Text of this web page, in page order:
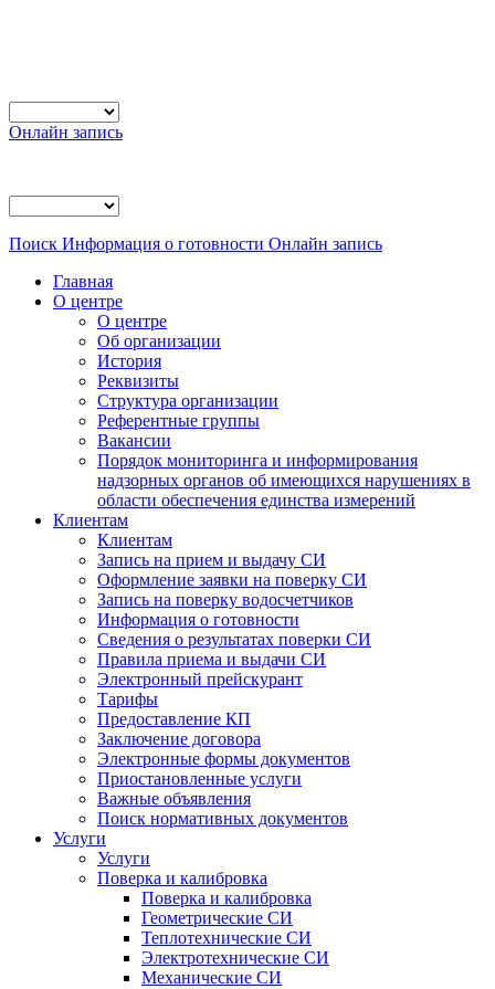
Онлайн запись
Поиск Информация о готовности Онлайн запись
Главная
О центре
О центре
Об организации
История
Реквизиты
Структура организации
Референтные группы
Вакансии
Порядок мониторинга и информирования
надзорных органов об имеющихся нарушениях в
области обеспечения единства измерений
Клиентам
Клиентам
Запись на прием и выдачу СИ
Оформление заявки на поверку СИ
Запись на поверку водосчетчиков
Информация о готовности
Сведения о результатах поверки СИ
Правила приема и выдачи СИ
Электронный прейскурант
Тарифы
Предоставление КП
Заключение договора
Электронные формы документов
Приостановленные услуги
Важные объявления
Поиск нормативных документов
Услуги
Услуги
Поверка и калибровка
Поверка и калибровка
Геометрические СИ
Теплотехнические СИ
Электротехнические СИ
Механические СИ